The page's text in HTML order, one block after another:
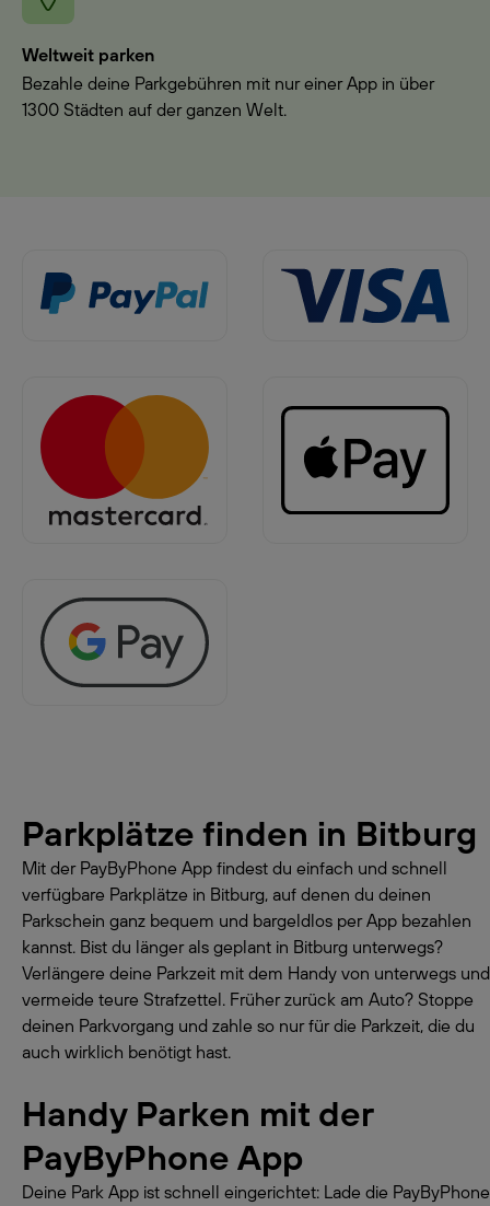
Weltweit parken
Bezahle deine Parkgebühren mit nur einer App in über
1300 Städten auf der ganzen Welt.
Parkplätze finden in Bitburg
Mit der PayByPhone App findest du einfach und schnell
verfügbare Parkplätze in Bitburg, auf denen du deinen
Parkschein ganz bequem und bargeldlos per App bezahlen
kannst. Bist du länger als geplant in Bitburg unterwegs?
Verlängere deine Parkzeit mit dem Handy von unterwegs und
vermeide teure Strafzettel. Früher zurück am Auto? Stoppe
deinen Parkvorgang und zahle so nur für die Parkzeit, die du
auch wirklich benötigt hast.
Handy Parken mit der
PayByPhone App
Deine Park App ist schnell eingerichtet: Lade die PayByPhone